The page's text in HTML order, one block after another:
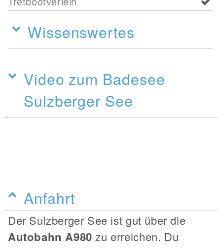
Wissenswertes
Video zum Badesee
Sulzberger See
Anfahrt
Der Sulzberger See ist gut über die
Autobahn A980zu erreichen. Du